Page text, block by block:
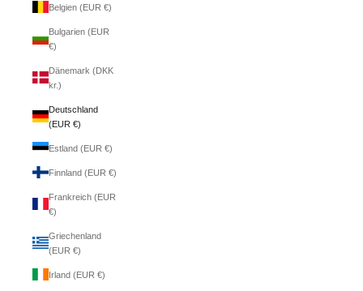
Belgien (EUR €)
Bulgarien (EUR
€)
Dänemark (DKK
kr.)
Deutschland
(EUR €)
Estland (EUR €)
Finnland (EUR €)
Frankreich (EUR
€)
Griechenland
(EUR €)
Irland (EUR €)